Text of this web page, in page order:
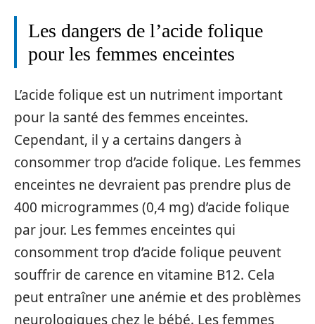
Les dangers de l’acide folique
pour les femmes enceintes
L’acide folique est un nutriment important
pour la santé des femmes enceintes.
Cependant, il y a certains dangers à
consommer trop d’acide folique. Les femmes
enceintes ne devraient pas prendre plus de
400 microgrammes (0,4 mg) d’acide folique
par jour. Les femmes enceintes qui
consomment trop d’acide folique peuvent
souffrir de carence en vitamine B12. Cela
peut entraîner une anémie et des problèmes
neurologiques chez le bébé. Les femmes